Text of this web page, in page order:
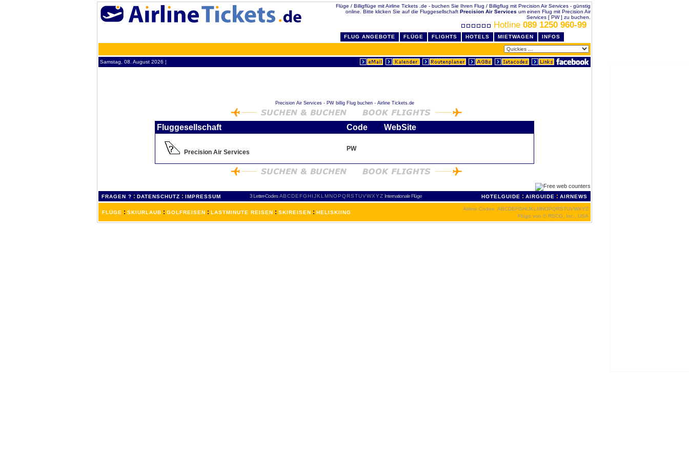
Flüge / Billigflüge mit Airline Tickets .de - buchen Sie Ihren Flug / Billigflug mit Precision Air Services - günstig
online. Bitte klicken Sie auf die Fluggesellschaft Precision Air Services um einen Flug mit Precision Air
Services [ PW ] zu buchen.
Hotline 089 1250 960-99
FLUG ANGEBOTE FLÜGE FLIGHTS HOTELS MIETWAGEN INFOS
Samstag, 08. August 2026 ¦
Precision Air Services - PW billig Flug buchen - Airline Tickets.de
Fluggesellschaft Code WebSite
Precision Air Services PW
FRAGEN ? : DATENSCHUTZ : IMPRESSUM 3 Letter-Codes ABCDEFGH IJKL MNOPQRSTUVWXYZ Internationale Flüge HOTELGUIDE : AIRGUIDE : AIRNEWS
FLÜGE : SKIURLAUB : GOLFREISEN : LASTMINUTE REISEN : SKIREISEN : HELISKIING
Airline Codes ABCDEFGHIJKL MNOPQRSTUVWXYZ
Flüge von © RSCG, Inc., USA